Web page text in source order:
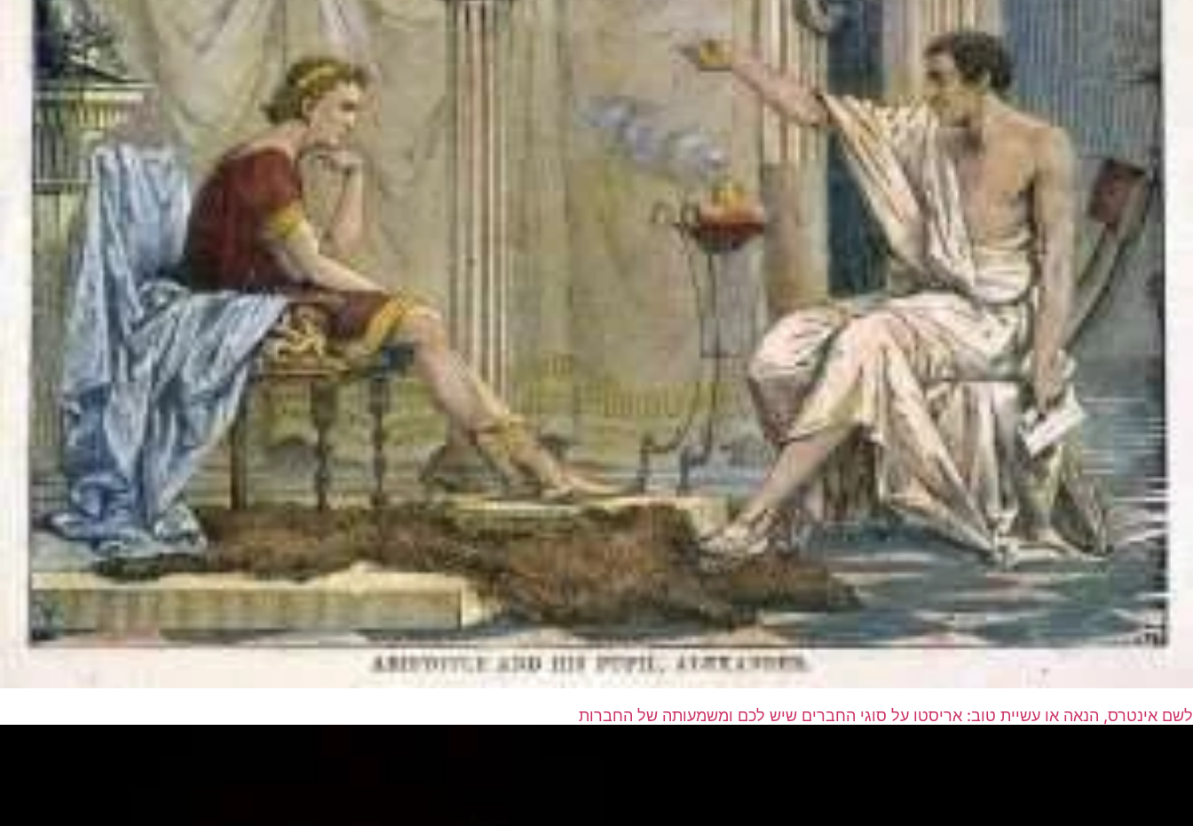
לשם אינטרס, הנאה או עשיית טוב: אריסטו על סוגי החברים שיש לכם ומשמעותה של החברות